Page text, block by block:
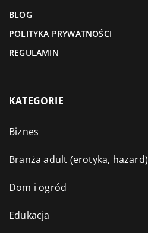
BLOG
POLITYKA PRYWATNOŚCI
REGULAMIN
KATEGORIE
Biznes
Branża adult (erotyka, hazard)
Dom i ogród
Edukacja